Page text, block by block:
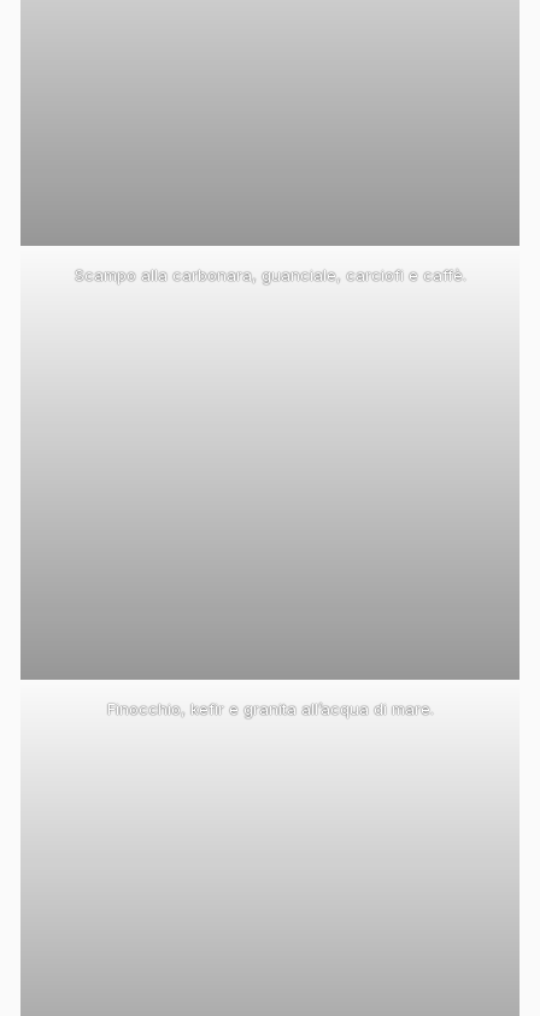
Scampo alla carbonara, guanciale, carciofi e caffè.
Finocchio, kefir e granita all’acqua di mare.